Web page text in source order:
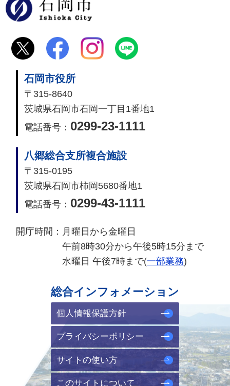
石岡市役所
〒315-8640
茨城県石岡市石岡一丁目1番地1
電話番号： 0299-23-1111
八郷総合支所複合施設
〒315-0195
茨城県石岡市柿岡5680番地1
電話番号： 0299-43-1111
開庁時間： 月曜日から金曜日
午前8時30分から午後5時15分まで
水曜日 午後7時まで(一部業務)
総合インフォメーション
個人情報保護方針
プライバシーポリシー
サイトの使い方
このサイトについて